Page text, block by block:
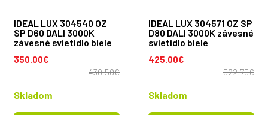
IDEAL LUX 304540 OZ
SP D60 DALI 3000K
závesné svietidlo biele
350.00€
430.50€
Skladom
IDEAL LUX 304571 OZ SP
D80 DALI 3000K závesné
svietidlo biele
425.00€
522.75€
Skladom